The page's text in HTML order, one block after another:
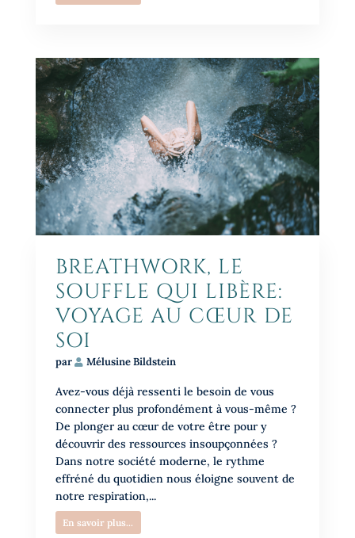
BREATHWORK, LE
SOUFFLE QUI LIBÈRE:
VOYAGE AU CŒUR DE
SOI
par Mélusine Bildstein
Avez-vous déjà ressenti le besoin de vous
connecter plus profondément à vous-même ?
De plonger au cœur de votre être pour y
découvrir des ressources insoupçonnées ?
Dans notre société moderne, le rythme
effréné du quotidien nous éloigne souvent de
notre respiration,...
En savoir plus...